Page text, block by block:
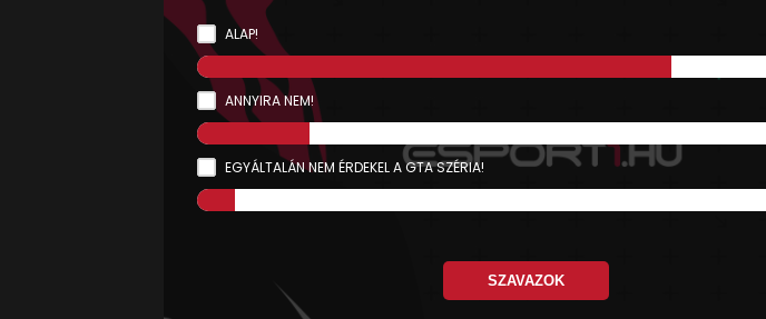
ALAP!
ANNYIRA NEM!
EGYÁLTALÁN NEM ÉRDEKEL A GTA SZÉRIA!
SZAVAZOK